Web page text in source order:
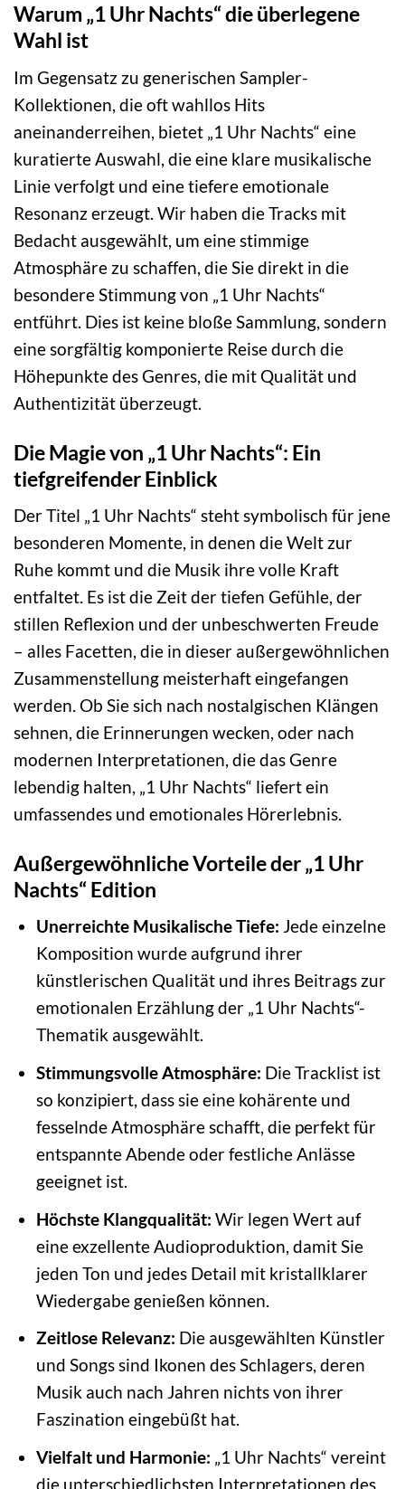
Warum „1 Uhr Nachts“ die überlegene
Wahl ist
Im Gegensatz zu generischen Sampler-
Kollektionen, die oft wahllos Hits
aneinanderreihen, bietet „1 Uhr Nachts“ eine
kuratierte Auswahl, die eine klare musikalische
Linie verfolgt und eine tiefere emotionale
Resonanz erzeugt. Wir haben die Tracks mit
Bedacht ausgewählt, um eine stimmige
Atmosphäre zu schaffen, die Sie direkt in die
besondere Stimmung von „1 Uhr Nachts“
entführt. Dies ist keine bloße Sammlung, sondern
eine sorgfältig komponierte Reise durch die
Höhepunkte des Genres, die mit Qualität und
Authentizität überzeugt.
Die Magie von „1 Uhr Nachts“: Ein
tiefgreifender Einblick
Der Titel „1 Uhr Nachts“ steht symbolisch für jene
besonderen Momente, in denen die Welt zur
Ruhe kommt und die Musik ihre volle Kraft
entfaltet. Es ist die Zeit der tiefen Gefühle, der
stillen Reflexion und der unbeschwerten Freude
– alles Facetten, die in dieser außergewöhnlichen
Zusammenstellung meisterhaft eingefangen
werden. Ob Sie sich nach nostalgischen Klängen
sehnen, die Erinnerungen wecken, oder nach
modernen Interpretationen, die das Genre
lebendig halten, „1 Uhr Nachts“ liefert ein
umfassendes und emotionales Hörerlebnis.
Außergewöhnliche Vorteile der „1 Uhr
Nachts“ Edition
Unerreichte Musikalische Tiefe: Jede einzelne
Komposition wurde aufgrund ihrer
künstlerischen Qualität und ihres Beitrags zur
emotionalen Erzählung der „1 Uhr Nachts“-
Thematik ausgewählt.
Stimmungsvolle Atmosphäre: Die Tracklist ist
so konzipiert, dass sie eine kohärente und
fesselnde Atmosphäre schafft, die perfekt für
entspannte Abende oder festliche Anlässe
geeignet ist.
Höchste Klangqualität: Wir legen Wert auf
eine exzellente Audioproduktion, damit Sie
jeden Ton und jedes Detail mit kristallklarer
Wiedergabe genießen können.
Zeitlose Relevanz: Die ausgewählten Künstler
und Songs sind Ikonen des Schlagers, deren
Musik auch nach Jahren nichts von ihrer
Faszination eingebüßt hat.
Vielfalt und Harmonie: „1 Uhr Nachts“ vereint
die unterschiedlichsten Interpretationen des